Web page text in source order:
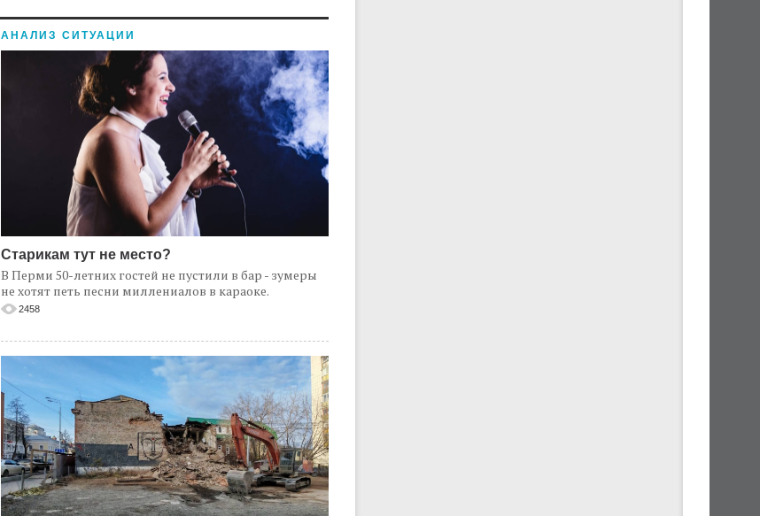
АНАЛИЗ СИТУАЦИИ
Старикам тут не место?
В Перми 50-летних гостей не пустили в бар - зумеры
не хотят петь песни миллениалов в караоке.
2458